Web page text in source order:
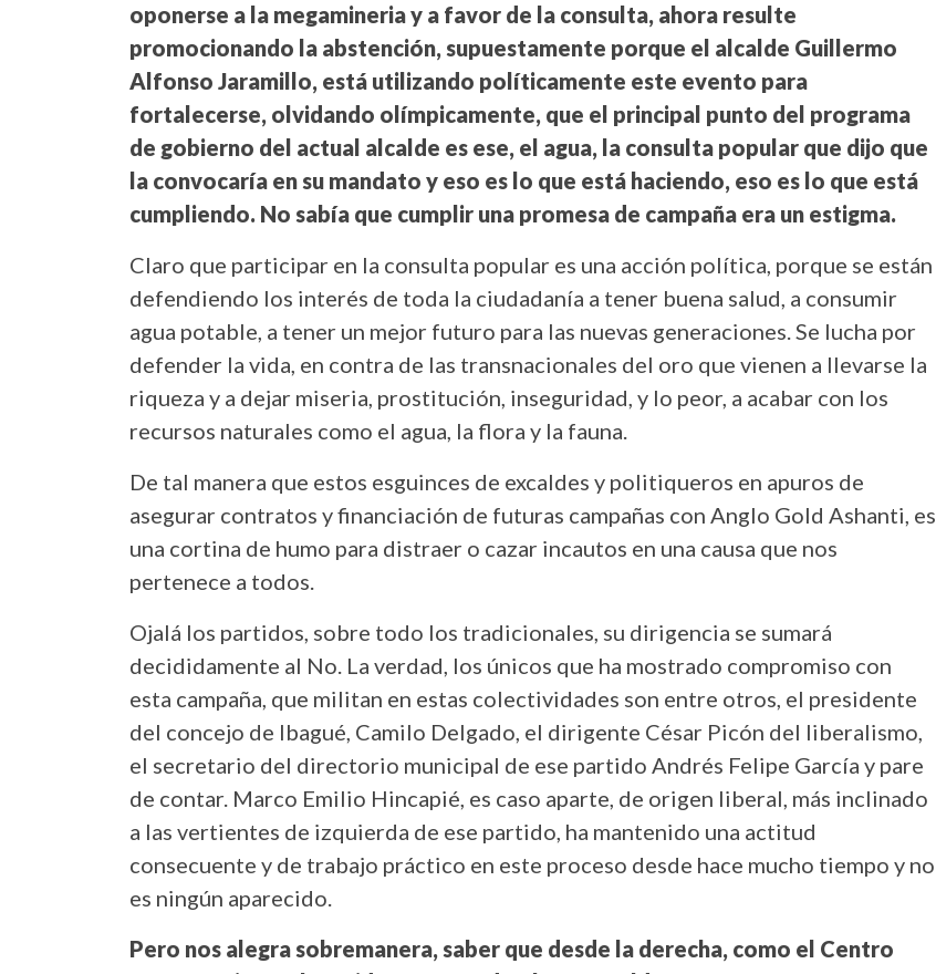
oponerse a la megamineria y a favor de la consulta, ahora resulte
promocionando la abstención, supuestamente porque el alcalde Guillermo
Alfonso Jaramillo, está utilizando políticamente este evento para
fortalecerse, olvidando olímpicamente, que el principal punto del programa
de gobierno del actual alcalde es ese, el agua, la consulta popular que dijo que
la convocaría en su mandato y eso es lo que está haciendo, eso es lo que está
cumpliendo. No sabía que cumplir una promesa de campaña era un estigma.
Claro que participar en la consulta popular es una acción política, porque se están
defendiendo los interés de toda la ciudadanía a tener buena salud, a consumir
agua potable, a tener un mejor futuro para las nuevas generaciones. Se lucha por
defender la vida, en contra de las transnacionales del oro que vienen a llevarse la
riqueza y a dejar miseria, prostitución, inseguridad, y lo peor, a acabar con los
recursos naturales como el agua, la flora y la fauna.
De tal manera que estos esguinces de excaldes y politiqueros en apuros de
asegurar contratos y financiación de futuras campañas con Anglo Gold Ashanti, es
una cortina de humo para distraer o cazar incautos en una causa que nos
pertenece a todos.
Ojalá los partidos, sobre todo los tradicionales, su dirigencia se sumará
decididamente al No. La verdad, los únicos que ha mostrado compromiso con
esta campaña, que militan en estas colectividades son entre otros, el presidente
del concejo de Ibagué, Camilo Delgado, el dirigente César Picón del liberalismo,
el secretario del directorio municipal de ese partido Andrés Felipe García y pare
de contar. Marco Emilio Hincapié, es caso aparte, de origen liberal, más inclinado
a las vertientes de izquierda de ese partido, ha mantenido una actitud
consecuente y de trabajo práctico en este proceso desde hace mucho tiempo y no
es ningún aparecido.
Pero nos alegra sobremanera, saber que desde la derecha, como el Centro